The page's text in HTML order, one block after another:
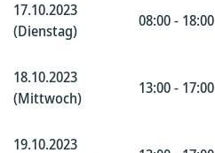
17.10.2023
(Dienstag)
08:00 - 18:00
18.10.2023
(Mittwoch)
13:00 - 17:00
19.10.2023